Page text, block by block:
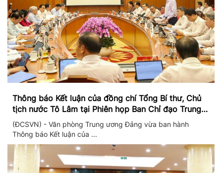
Thông báo Kết luận của đồng chí Tổng Bí thư, Chủ
tịch nước Tô Lâm tại Phiên họp Ban Chỉ đạo Trung
ương thực hiện Nghị quyết 57
(ĐCSVN) - Văn phòng Trung ương Đảng vừa ban hành
Thông báo Kết luận của ...